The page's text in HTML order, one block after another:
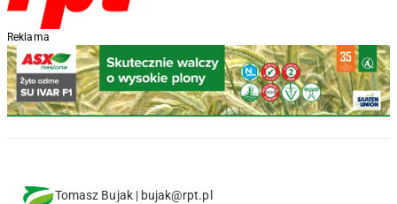
Reklama
Tomasz Bujak | bujak@rpt.pl